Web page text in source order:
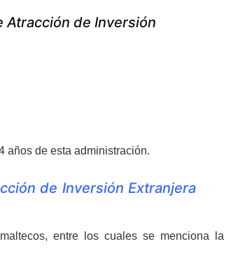
Atracción de Inversión
años de esta administración.
de Inversión Extranjera
entre los cuales se menciona la